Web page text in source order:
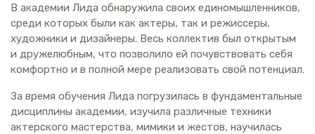
В академии Лида обнаружила своих единомышленников,
среди которых были как актеры, так и режиссеры,
художники и дизайнеры. Весь коллектив был открытым
и дружелюбным, что позволило ей почувствовать себя
комфортно и в полной мере реализовать свой потенциал.
За время обучения Лида погрузилась в фундаментальные
дисциплины академии, изучила различные техники
актерского мастерства, мимики и жестов, научилась